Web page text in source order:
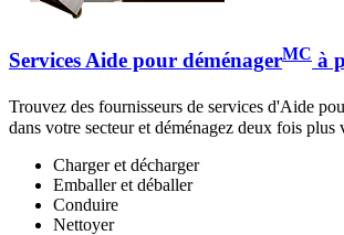
Services Aide pour déménagerMC à
Trouvez des fournisseurs de services d'Aide
dans votre secteur et déménagez deux fois plus
Charger et décharger
Emballer et déballer
Conduire
Nettoyer